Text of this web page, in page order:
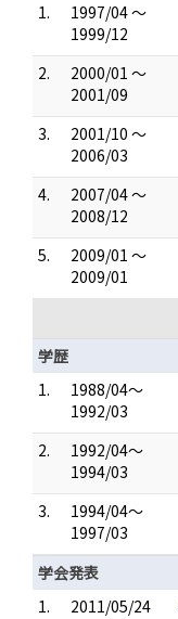
1.
1997/04 ～
1999/12
2.
2000/01 ～
2001/09
3.
2001/10 ～
2006/03
4.
2007/04 ～
2008/12
5.
2009/01 ～
2009/01
学歴
1.
1988/04～
1992/03
2.
1992/04～
1994/03
3.
1994/04～
1997/03
学会発表
1.
2011/05/24